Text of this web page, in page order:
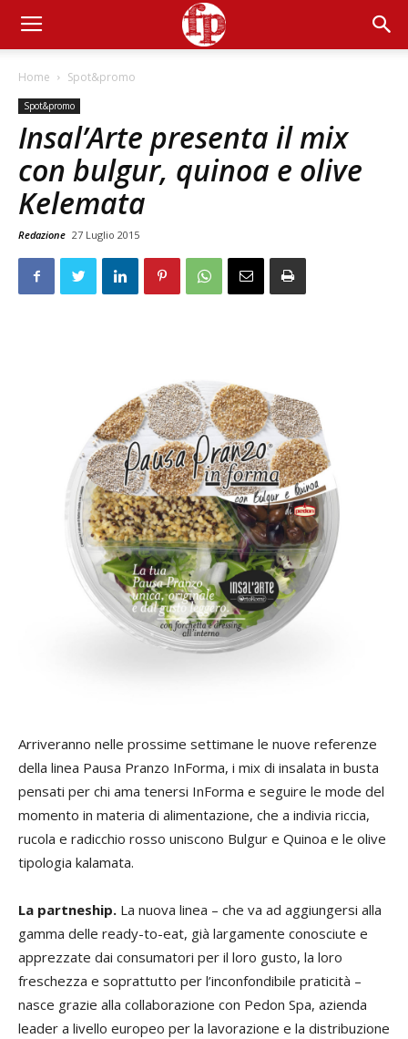
Home Spot&promo
Spot&promo
Insal’Arte presenta il mix
con bulgur, quinoa e olive
Kelemata
Redazione 27 Luglio 2015
Arriveranno nelle prossime settimane le nuove referenze
della linea Pausa Pranzo InForma, i mix di insalata in busta
pensati per chi ama tenersi InForma e seguire le mode del
momento in materia di alimentazione, che a indivia riccia,
rucola e radicchio rosso uniscono Bulgur e Quinoa e le olive
tipologia kalamata.
La partneship. La nuova linea – che va ad aggiungersi alla
gamma delle ready-to-eat, già largamente conosciute e
apprezzate dai consumatori per il loro gusto, la loro
freschezza e soprattutto per l’inconfondibile praticità –
nasce grazie alla collaborazione con Pedon Spa, azienda
leader a livello europeo per la lavorazione e la distribuzione